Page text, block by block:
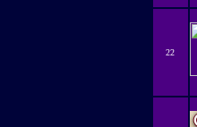
22